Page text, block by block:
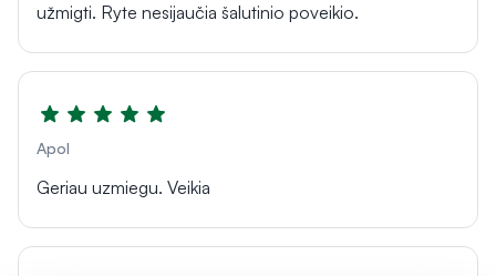
užmigti. Ryte nesijaučia šalutinio poveikio.
Apol
Geriau uzmiegu. Veikia